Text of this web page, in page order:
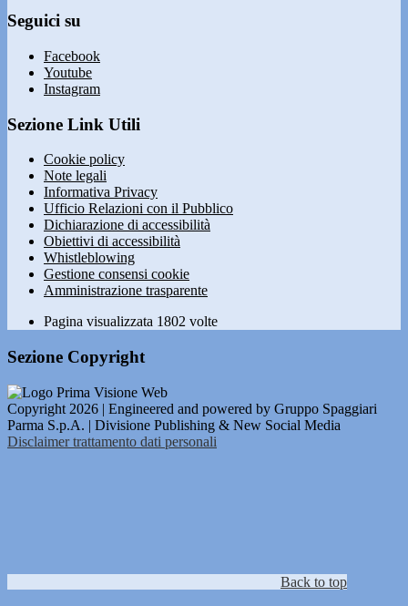
Seguici su
Facebook
Youtube
Instagram
Sezione Link Utili
Cookie policy
Note legali
Informativa Privacy
Ufficio Relazioni con il Pubblico
Dichiarazione di accessibilità
Obiettivi di accessibilità
Whistleblowing
Gestione consensi cookie
Amministrazione trasparente
Pagina visualizzata 1802 volte
Sezione Copyright
Copyright 2026 | Engineered and powered by Gruppo Spaggiari
Parma S.p.A. | Divisione Publishing & New Social Media
Disclaimer trattamento dati personali
Back to top